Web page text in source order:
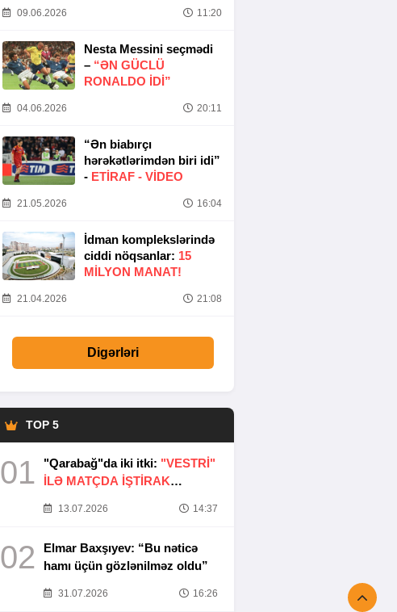
09.06.2026 11:20
Nesta Messini seçmədi
– “ƏN GÜCLÜ
RONALDO IDI”
04.06.2026 20:11
“Ən biabırçı
hərəkətlərimdən biri idi”
- ETIRAF - VİDEO
21.05.2026 16:04
İdman komplekslərində
ciddi nöqsanlar: 15
MILYON MANAT!
21.04.2026 21:08
Digərləri
TOP 5
01 "Qarabağ"da iki itki: "VESTRİ"
İLƏ MATÇDA İŞTİRAK
13.07.2026 14:37
02
Elmar Baxşıyev: “Bu nəticə
hamı üçün gözlənilməz oldu”
31.07.2026 16:26